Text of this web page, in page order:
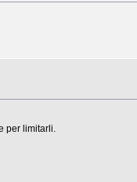
per limitarli.